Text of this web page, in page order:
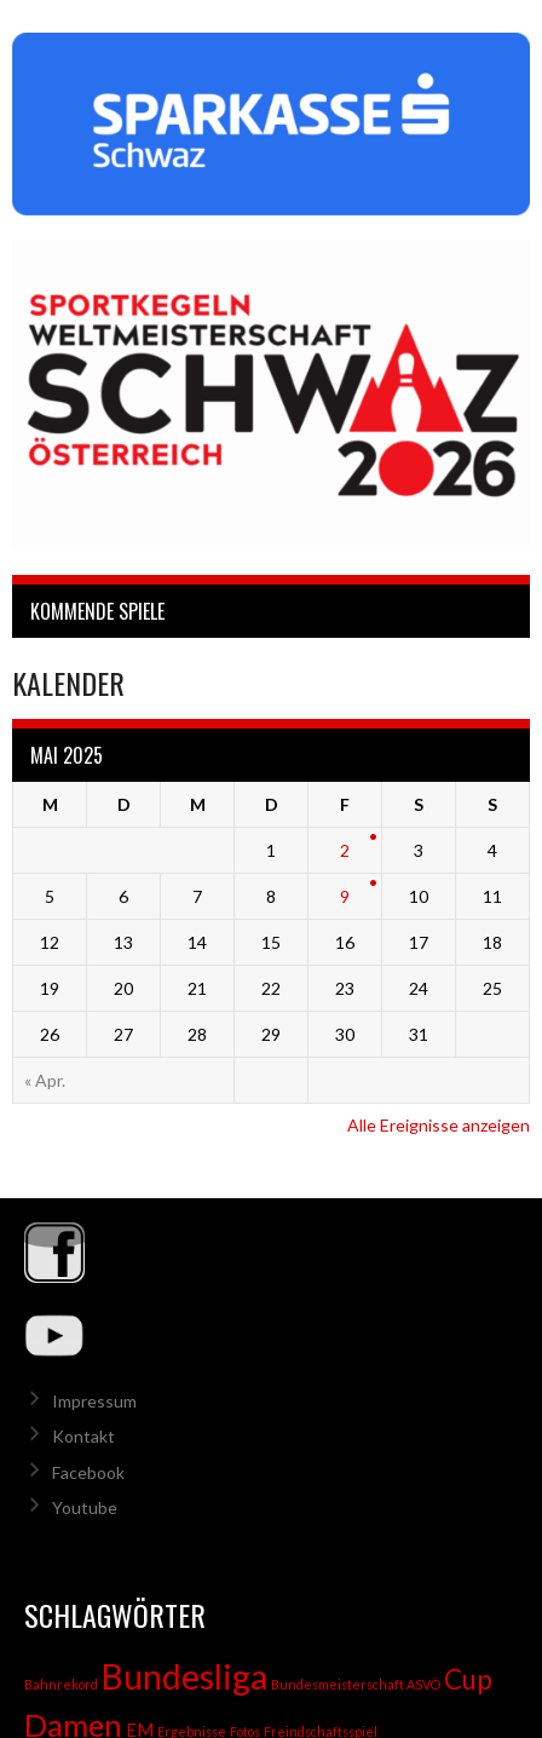
NAVIGATION
KOMMENDE SPIELE
KALENDER
MAI 2025
M D M D F S S
« Apr.
1 2 3 4
5 6 7 8 9 10 11
12 13 14 15 16 17 18
19 20 21 22 23 24 25
26 27 28 29 30 31
Alle Ereignisse anzeigen
Impressum
Kontakt
Facebook
Youtube
SCHLAGWÖRTER
Bahnrekord Bundesliga Bundesmeisterschaft ASVÖ Cup
Damen EM Ergebnisse Fotos Freindschaftsspiel